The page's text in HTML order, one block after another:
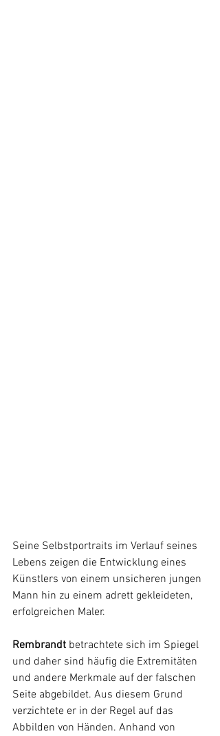
Seine Selbstportraits im Verlauf seines
Lebens zeigen die Entwicklung eines
Künstlers von einem unsicheren jungen
Mann hin zu einem adrett gekleideten,
erfolgreichen Maler.
Rembrandt betrachtete sich im Spiegel
und daher sind häufig die Extremitäten
und andere Merkmale auf der falschen
Seite abgebildet. Aus diesem Grund
verzichtete er in der Regel auf das
Abbilden von Händen. Anhand von